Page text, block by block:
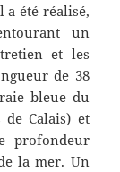
été réalisé,
un
et les
de 38
bleue du
de Calais) et
profondeur
la mer. Un